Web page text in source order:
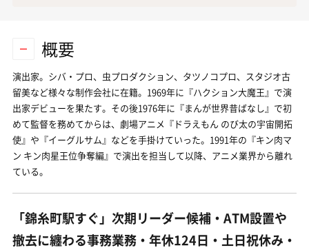
概要
演出家。シバ・プロ、虫プロダクション、タツノコプロ、スタジオ古
留美など様々な制作会社に在籍。1969年に『ハクション大魔王』で演
出家デビューを果たす。その後1976年に『まんが世界昔ばなし』で初
めて監督を務めてからは、劇場アニメ『ドラえもん のび太の宇宙開拓
使』や『イーグルサム』などを手掛けていった。1991年の『キン肉マ
ン キン肉星王位争奪編』で演出を担当して以降、アニメ業界から離れ
ている。
「錦糸町駅すぐ」次期リーダー候補・ATM設置や
撤去に纏わる事務業務・年休124日・土日祝休み・